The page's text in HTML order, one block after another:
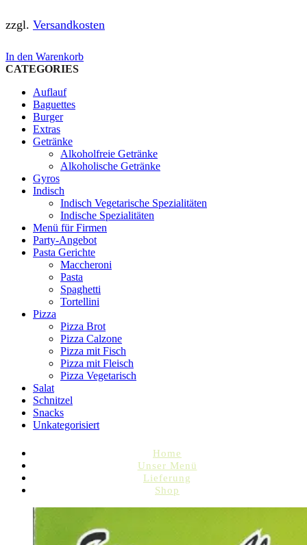
zzgl. Versandkosten
In den Warenkorb
CATEGORIES
Auflauf
Baguettes
Burger
Extras
Getränke
Alkoholfreie Getränke
Alkoholische Getränke
Gyros
Indisch
Indisch Vegetarische Spezialitäten
Indische Spezialitäten
Menü für Firmen
Party-Angebot
Pasta Gerichte
Maccheroni
Pasta
Spaghetti
Tortellini
Pizza
Pizza Brot
Pizza Calzone
Pizza mit Fisch
Pizza mit Fleisch
Pizza Vegetarisch
Salat
Schnitzel
Snacks
Unkategorisiert
Home
Unser Menü
Lieferung
Shop